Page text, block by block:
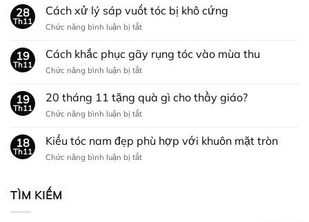
tặng
quà
gì
bạn
nhân
NOEL?
28
Th11
Cách xử lý sáp vuốt tóc bị khô cứng
Chức năng bình luận bị tắtở
lý
sáp
tóc
khô
19
Th11
Cách khắc phục gãy rụng tóc vào mùa thu
Chức năng bình luận bị tắtở
khắc
phục
gãy
tóc
mùa
19
Th11
20 tháng 11 tặng quà gì cho thầy giáo?
Chức năng bình luận bị tắtở
tháng
11
tặng
18
Th11
Kiểu tóc nam đẹp phù hợp với khuôn mặt tròn
Chức năng bình luận bị tắtở
TÌM KIẾM